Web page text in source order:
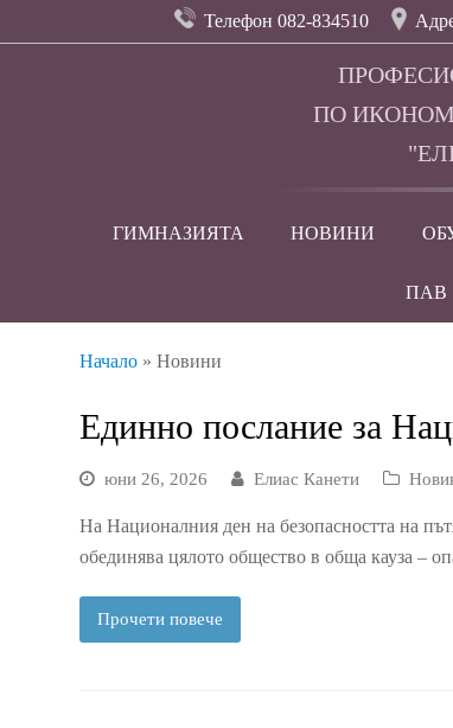
Телефон 082-834510
ПО
ГИМНАЗИЯТА НОВИНИ
ПАВ
Начало »Новини
Единно послание за
юни 26, 2026 Елиас Канети
На Националния ден на безопасността на
обединява цялото общество в обща кауза –
Прочети повече